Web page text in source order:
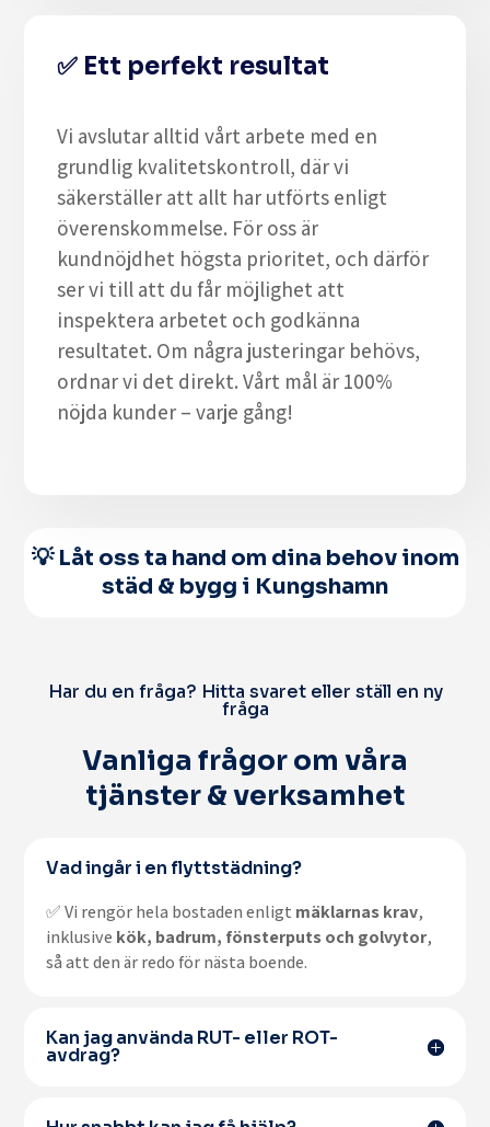
✅ Ett perfekt resultat
Vi avslutar alltid vårt arbete med en
grundlig kvalitetskontroll, där vi
säkerställer att allt har utförts enligt
överenskommelse. För oss är
kundnöjdhet högsta prioritet, och därför
ser vi till att du får möjlighet att
inspektera arbetet och godkänna
resultatet. Om några justeringar behövs,
ordnar vi det direkt. Vårt mål är 100%
nöjda kunder – varje gång!
💡 Låt oss ta hand om dina behov inom
städ & bygg i Kungshamn
Har du en fråga? Hitta svaret eller ställ en ny
fråga
Vanliga frågor om våra
tjänster & verksamhet
Vad ingår i en flyttstädning?
✅ Vi rengör hela bostaden enligt mäklarnas krav,
inklusive kök, badrum, fönsterputs och golvytor,
så att den är redo för nästa boende.
Kan jag använda RUT- eller ROT-
avdrag?